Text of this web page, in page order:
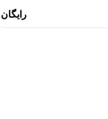
رایگان